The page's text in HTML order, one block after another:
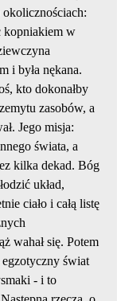
kopniakiem w
i była nękana.
kto dokonałby
zasobów, a
Jego misja:
świata, a
kilka dekad. Bóg
układ,
ciało i całą listę
wahał się. Potem
egzotyczny świat
- i to